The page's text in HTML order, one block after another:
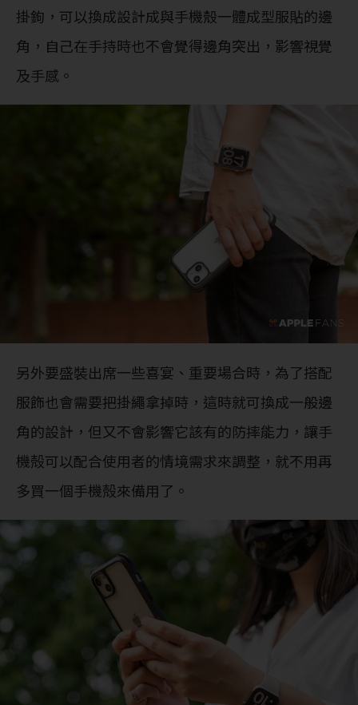
掛鉤，可以換成設計成與手機殼一體成型服貼的邊
角，自己在手持時也不會覺得邊角突出，影響視覺
及手感。
另外要盛裝出席一些喜宴、重要場合時，為了搭配
服飾也會需要把掛繩拿掉時，這時就可換成一般邊
角的設計，但又不會影響它該有的防摔能力，讓手
機殻可以配合使用者的情境需求來調整，就不用再
多買一個手機殻來備用了。